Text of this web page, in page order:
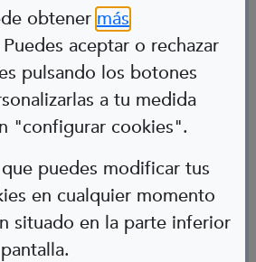
obtener más
en nueva ventana)
aceptar o rechazar
pulsando los botones
a tu medida
"configurar cookies".
puedes modificar tus
en cualquier momento
situado en la parte inferior
de profesión
TEA